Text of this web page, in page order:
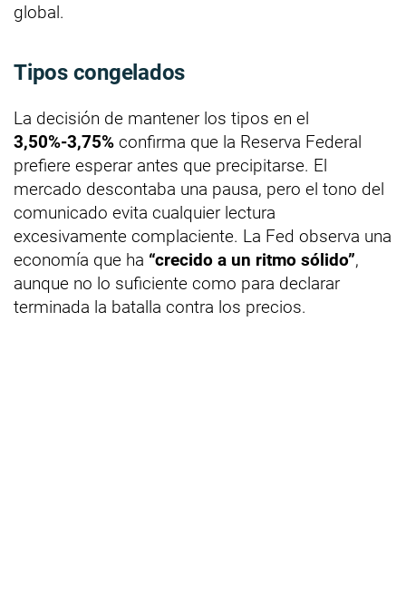
global.
Tipos congelados
La decisión de mantener los tipos en el
3,50%-3,75% confirma que la Reserva Federal
prefiere esperar antes que precipitarse. El
mercado descontaba una pausa, pero el tono del
comunicado evita cualquier lectura
excesivamente complaciente. La Fed observa una
economía que ha “crecido a un ritmo sólido”,
aunque no lo suficiente como para declarar
terminada la batalla contra los precios.